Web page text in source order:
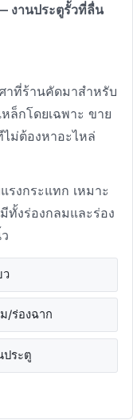
งานประตูรั้วที่ลื่น
าที่ร้านคัดมาสำหรับ
หล็กโดยเฉพาะ ขาย
ม่ต้องหาอะไหล่
รงกระแทก เหมาะ
ทั้งร่องกลมและร่อง
ว
/ร่องฉาก
ระตู